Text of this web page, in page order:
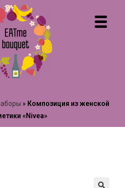
» Композиция из женской
«Nivea»